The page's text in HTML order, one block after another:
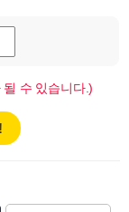
수 있습니다.)